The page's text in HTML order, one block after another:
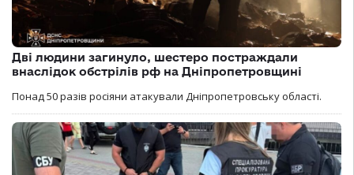
Дві людини загинуло, шестеро постраждали
внаслідок обстрілів рф на Дніпропетровщині
Понад 50 разів росіяни атакували Дніпропетровську області.